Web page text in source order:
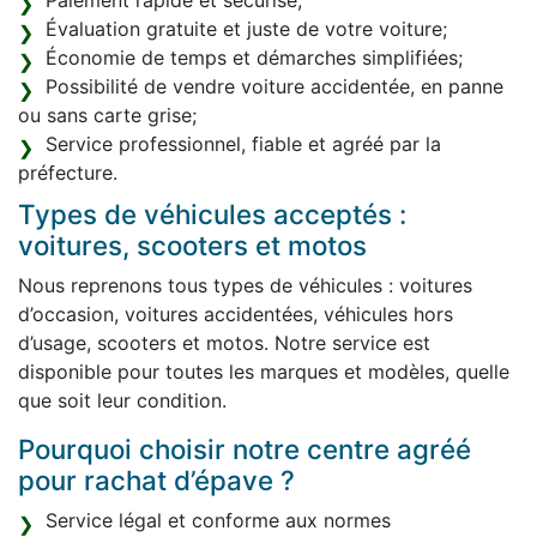
Évaluation gratuite et juste de votre voiture;
Économie de temps et démarches simplifiées;
Possibilité de vendre voiture accidentée, en panne
ou sans carte grise;
Service professionnel, fiable et agréé par la
préfecture.
Types de véhicules acceptés :
voitures, scooters et motos
Nous reprenons tous types de véhicules : voitures
d’occasion, voitures accidentées, véhicules hors
d’usage, scooters et motos. Notre service est
disponible pour toutes les marques et modèles, quelle
que soit leur condition.
Pourquoi choisir notre centre agréé
pour rachat d’épave ?
Service légal et conforme aux normes